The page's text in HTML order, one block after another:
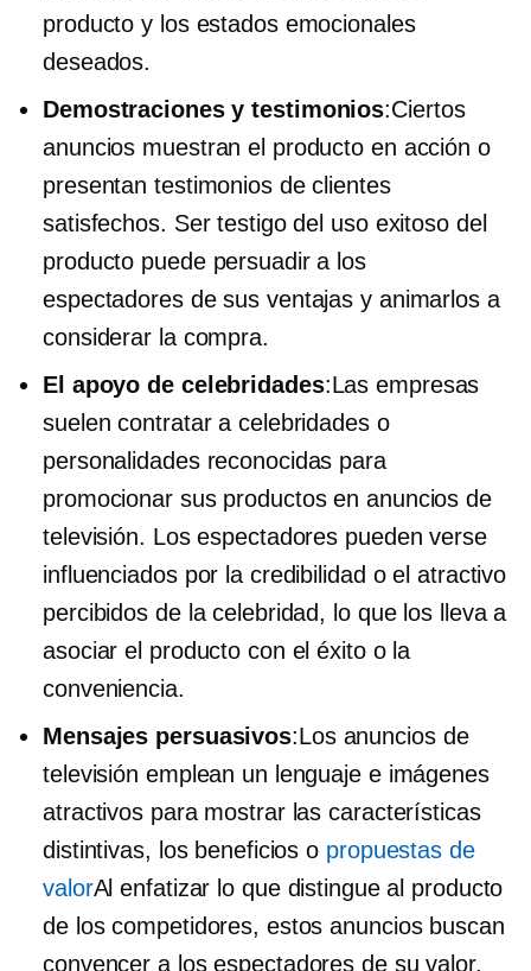
producto y los estados emocionales
deseados.
Demostraciones y testimonios:Ciertos
anuncios muestran el producto en acción o
presentan testimonios de clientes
satisfechos. Ser testigo del uso exitoso del
producto puede persuadir a los
espectadores de sus ventajas y animarlos a
considerar la compra.
El apoyo de celebridades:Las empresas
suelen contratar a celebridades o
personalidades reconocidas para
promocionar sus productos en anuncios de
televisión. Los espectadores pueden verse
influenciados por la credibilidad o el atractivo
percibidos de la celebridad, lo que los lleva a
asociar el producto con el éxito o la
conveniencia.
Mensajes persuasivos:Los anuncios de
televisión emplean un lenguaje e imágenes
atractivos para mostrar las características
distintivas, los beneficios o propuestas de
valorAl enfatizar lo que distingue al producto
de los competidores, estos anuncios buscan
convencer a los espectadores de su valor.